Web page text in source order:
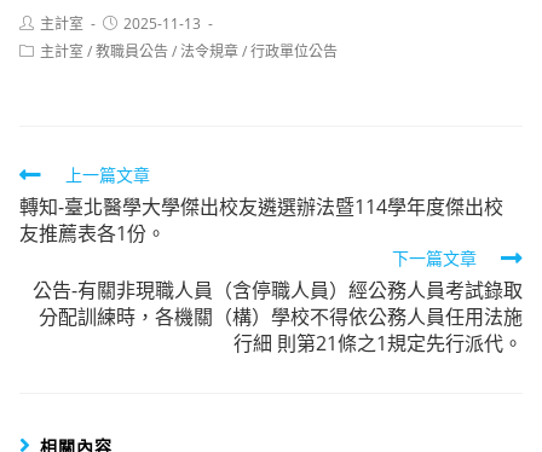
Post
author:
主計室
Post
published:
2025-11-13
Post主計室 /教職員公告/ 法令規章/行政單位公告
Read
more
articles
上一篇文章
轉知-臺北醫學大學傑出校友遴選辦法暨114學年度傑出校
友推薦表各1份。
下一篇文章
公告-有關非現職人員（含停職人員）經公務人員考試錄取
分配訓練時，各機關（構）學校不得依公務人員任用法施
行細 則第21條之1規定先行派代。
相關內容